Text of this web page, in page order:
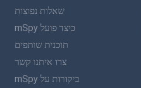
פורטוגזית
איטלקית
שאלות נפוצות
כיצד פועל mSpy
תוכנית שותפים
צרו איתנו קשר
ביקורות על mSpy